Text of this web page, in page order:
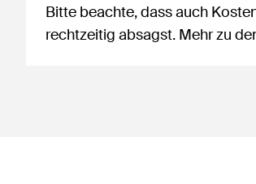
Bitte beachte, dass auch
rechtzeitig absagst. Mehr zu